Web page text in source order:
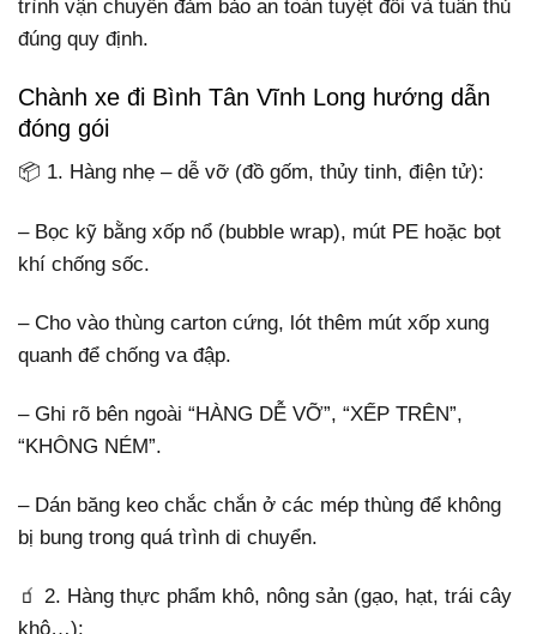
trình vận chuyển đảm bảo an toàn tuyệt đối và tuân thủ
đúng quy định.
Chành xe đi Bình Tân Vĩnh Long hướng dẫn
đóng gói
📦 1. Hàng nhẹ – dễ vỡ (đồ gốm, thủy tinh, điện tử):
– Bọc kỹ bằng xốp nổ (bubble wrap), mút PE hoặc bọt
khí chống sốc.
– Cho vào thùng carton cứng, lót thêm mút xốp xung
quanh để chống va đập.
– Ghi rõ bên ngoài “HÀNG DỄ VỠ”, “XẾP TRÊN”,
“KHÔNG NÉM”.
– Dán băng keo chắc chắn ở các mép thùng để không
bị bung trong quá trình di chuyển.
🧃 2. Hàng thực phẩm khô, nông sản (gạo, hạt, trái cây
khô…):